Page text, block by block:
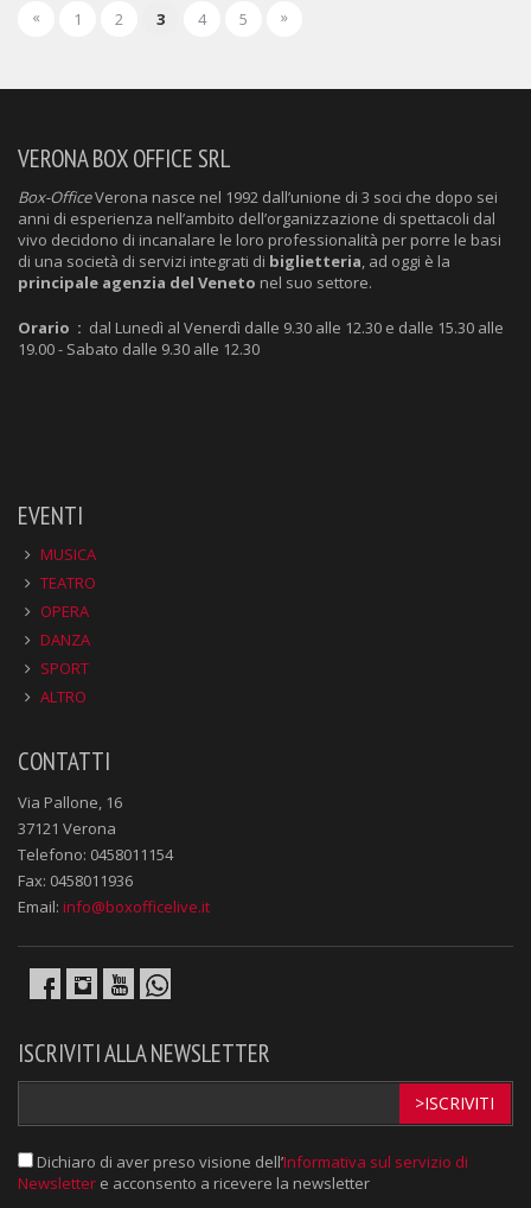
« 1 2 3 4 5 »
VERONA BOX OFFICE SRL
Box-OfficeVerona nasce nel 1992 dall’unione di 3 soci che dopo sei
anni di esperienza nell’ambito dell’organizzazione di spettacoli dal
vivo decidono di incanalare le loro professionalità per porre le basi
di una società di servizi integrati di biglietteria, ad oggi è la
principale agenzia del Veneto nel suo settore.
Orario : dal Lunedì al Venerdì dalle 9.30 alle 12.30 e dalle 15.30 alle
19.00 - Sabato dalle 9.30 alle 12.30
EVENTI
MUSICA
TEATRO
OPERA
DANZA
SPORT
ALTRO
CONTATTI
Via Pallone, 16
37121 Verona
Telefono: 0458011154
Fax: 0458011936
Email: info@boxofficelive.it
ISCRIVITI ALLA NEWSLETTER
>ISCRIVITI
Dichiaro di aver preso visione dell’Informativa sul servizio di
Newsletter e acconsento a ricevere la newsletter